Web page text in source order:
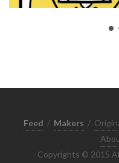
Feed / Makers /
Copyrights © 2015